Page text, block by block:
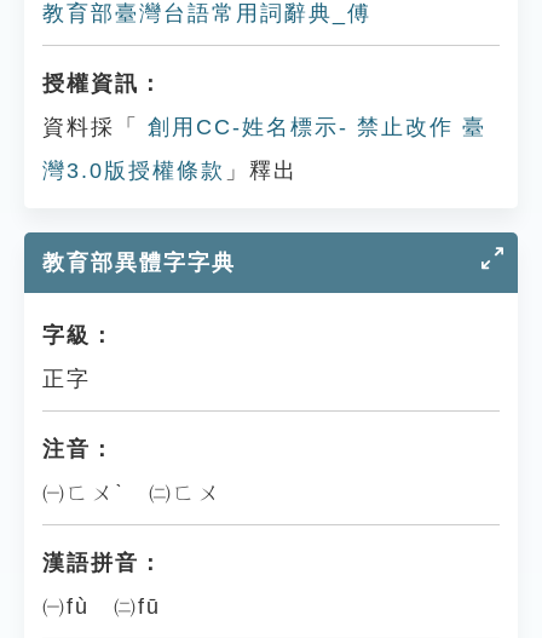
教育部臺灣台語常用詞辭典_傅
授權資訊：
資料採「
創用CC-姓名標示- 禁止改作 臺
灣3.0版授權條款 」釋出
教育部異體字字典
字級：
正字
注音：
㈠ㄈㄨˋ ㈡ㄈㄨ
漢語拼音：
㈠fù ㈡fū